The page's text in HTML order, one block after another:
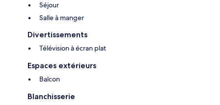
Séjour
Salle à manger
Divertissements
Télévision à écran plat
Espaces extérieurs
Balcon
Blanchisserie